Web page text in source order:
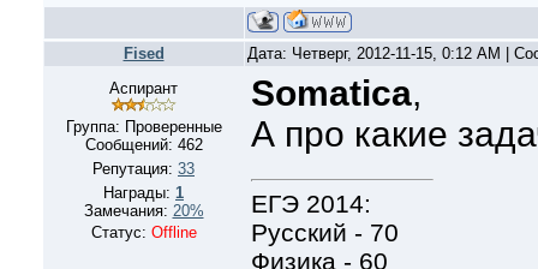
Fised
Дата: Четверг, 2012-11-15, 0:12 AM |
Аспирант
Группа: Проверенные
Сообщений: 462
Репутация: 33
Награды: 1
Замечания: 20%
Статус: Offline
Somatica,
А про какие
ЕГЭ 2014:
Русский - 70
Физика - 60